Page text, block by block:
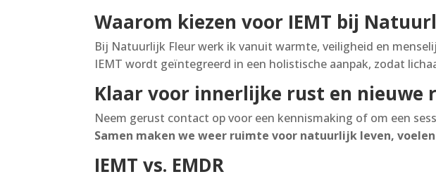
Waarom kiezen voor IEMT bij
Bij Natuurlijk Fleur werk ik vanuit warmte, veiligheid en
IEMT wordt geïntegreerd in een holistische aanpak, zodat
Klaar voor innerlijke rust en nieuwe
Neem gerust contact op voor een kennismaking of om een
Samen maken we weer ruimte voor natuurlijk leven,
IEMT vs. EMDR